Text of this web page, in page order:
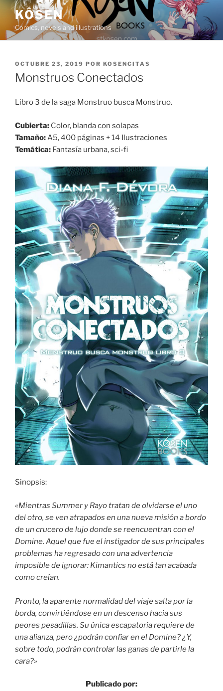
Saltar
contenido
KÔSEN
Comics, novels and illustrations
PUBLICADO
EL
OCTUBRE 23, 2019 POR KOSENCITAS
Monstruos Conectados
Libro 3 de la saga Monstruo busca Monstruo.
Cubierta: Color, blanda con solapas
Tamaño:A5, 400 páginas + 14 Ilustraciones
Temática: Fantasía urbana, sci-fi
Sinopsis:
«Mientras Summer y Rayo tratan de olvidarse el uno
del otro, se ven atrapados en una nueva misión a bordo
de un crucero de lujo donde se reencuentran con el
Domine. Aquel que fue el instigador de sus principales
problemas ha regresado con una advertencia
imposible de ignorar: Kimantics no está tan acabada
como creían.
Pronto, la aparente normalidad del viaje salta por la
borda, convirtiéndose en un descenso hacia sus
peores pesadillas. Su única escapatoria requiere de
una alianza, pero ¿podrán confiar en el Domine? ¿Y,
sobre todo, podrán controlar las ganas de partirle la
cara?»
Publicado por: